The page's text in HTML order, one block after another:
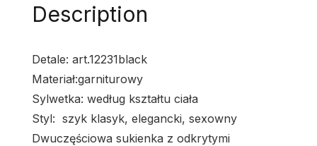
Description
Detale: art.12231black
Materiał:garniturowy
Sylwetka: według kształtu ciała
Styl: szyk klasyk, elegancki, sexowny
Dwuczęściowa sukienka z odkrytymi